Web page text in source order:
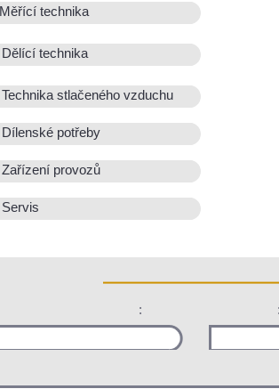
Měřící technika
Dělící technika
Technika stlačeného vzduchu
Dílenské potřeby
Zařízení provozů
Servis
: